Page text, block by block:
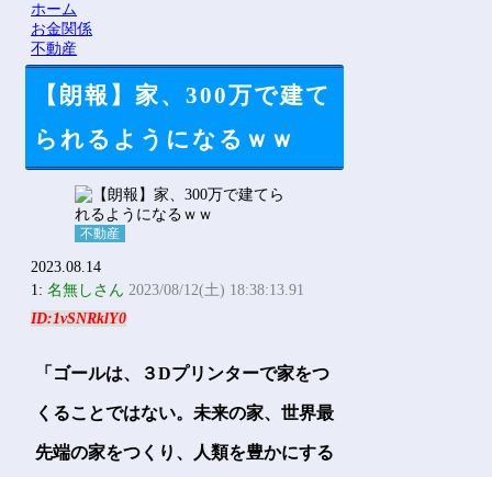
ホーム
お金関係
不動産
【朗報】家、300万で建て
られるようになるｗｗ
不動産
2023.08.14
1:名無しさん 2023/08/12(土) 18:38:13.91
ID:1vSNRklY0
「ゴールは、３Dプリンターで家をつ
くることではない。未来の家、世界最
先端の家をつくり、人類を豊かにする